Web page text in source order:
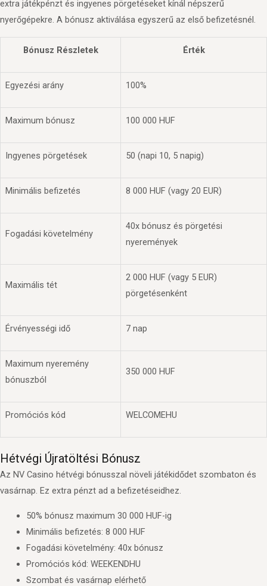
extra játékpénzt és ingyenes pörgetéseket kínál népszerű
nyerőgépekre. A bónusz aktiválása egyszerű az első befizetésnél.
Bónusz Részletek Érték
Egyezési arány 100%
Maximum bónusz 100 000 HUF
Ingyenes pörgetések 50 (napi 10, 5 napig)
Minimális befizetés 8 000 HUF (vagy 20 EUR)
Fogadási követelmény
40x bónusz és pörgetési
nyeremények
Maximális tét
2 000 HUF (vagy 5 EUR)
pörgetésenként
Érvényességi idő 7 nap
Maximum nyeremény
bónuszból
350 000 HUF
Promóciós kód WELCOMEHU
Hétvégi Újratöltési Bónusz
Az NV Casino hétvégi bónusszal növeli játékidődet szombaton és
vasárnap. Ez extra pénzt ad a befizetéseidhez.
50% bónusz maximum 30 000 HUF-ig
Minimális befizetés: 8 000 HUF
Fogadási követelmény: 40x bónusz
Promóciós kód: WEEKENDHU
Szombat és vasárnap elérhető